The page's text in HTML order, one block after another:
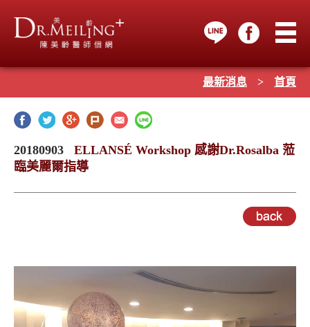
最新消息 > 首頁
20180903
ELLANSÉ Workshop 感謝Dr.Rosalba 蒞
臨美麗爾指導